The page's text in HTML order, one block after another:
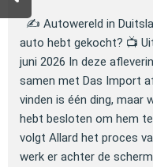
✍️ Autowereld in
auto hebt gekocht? 📺
juni 2026 In deze
samen met Das Import
vinden is één ding, maar
hebt besloten om hem
volgt Allard het proces
werk er achter de